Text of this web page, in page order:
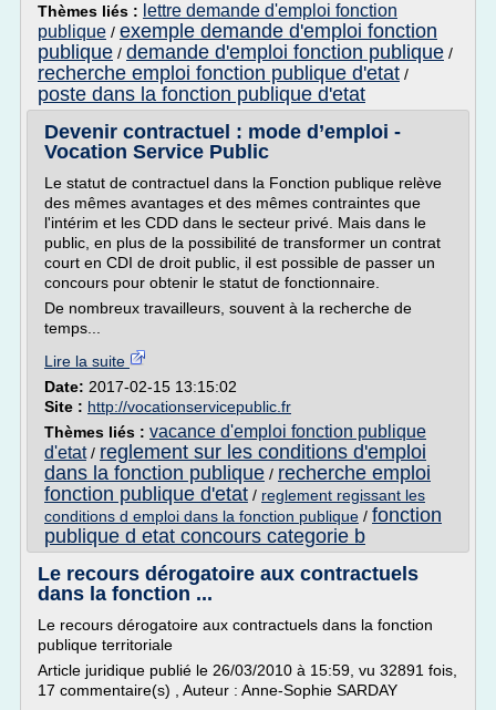
Thèmes liés : lettre demande d'emploi fonction
publique / exemple demande d'emploi fonction
publique / demande d'emploi fonction publique /
recherche emploi fonction publique d'etat /
poste dans la fonction publique d'etat
Devenir contractuel : mode d’emploi -
Vocation Service Public
Le statut de contractuel dans la Fonction publique relève
des mêmes avantages et des mêmes contraintes que
l'intérim et les CDD dans le secteur privé. Mais dans le
public, en plus de la possibilité de transformer un contrat
court en CDI de droit public, il est possible de passer un
concours pour obtenir le statut de fonctionnaire.
De nombreux travailleurs, souvent à la recherche de
temps...
Lire la suite
Date: 2017-02-15 13:15:02
Site : http://vocationservicepublic.fr
Thèmes liés : vacance d'emploi fonction publique
d'etat/ reglement sur les conditions d'emploi
dans la fonction publique / recherche emploi
fonction publique d'etat / reglement regissant les
conditions d emploi dans la fonction publique / fonction
publique d etat concours categorie b
Le recours dérogatoire aux contractuels
dans la fonction ...
Le recours dérogatoire aux contractuels dans la fonction
publique territoriale
Article juridique publié le 26/03/2010 à 15:59, vu 32891 fois,
17 commentaire(s) , Auteur : Anne-Sophie SARDAY